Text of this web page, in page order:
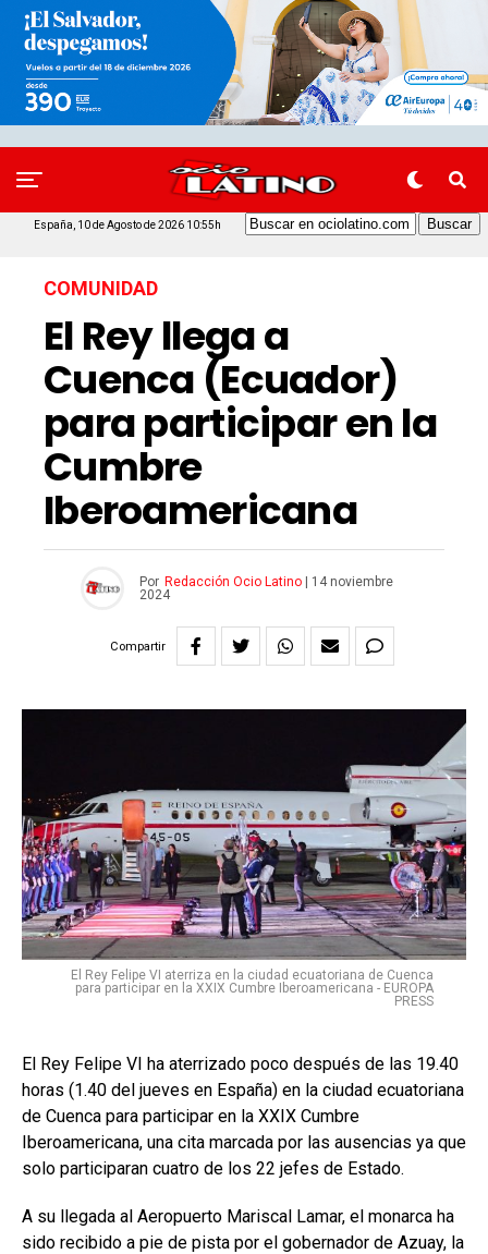
España, 10 de Agosto de 2026 10:55h
COMUNIDAD
El Rey llega a
Cuenca (Ecuador)
para participar en la
Cumbre
Iberoamericana
Por Redacción Ocio Latino
14 noviembre
2024
Compartir
El Rey Felipe VI aterriza en la ciudad ecuatoriana de Cuenca
para participar en la XXIX Cumbre Iberoamericana - EUROPA
PRESS
El Rey Felipe VI ha aterrizado poco después de las 19.40
horas (1.40 del jueves en España) en la ciudad ecuatoriana
de Cuenca para participar en la XXIX Cumbre
Iberoamericana, una cita marcada por las ausencias ya que
solo participaran cuatro de los 22 jefes de Estado.
A su llegada al Aeropuerto Mariscal Lamar, el monarca ha
sido recibido a pie de pista por el gobernador de Azuay, la